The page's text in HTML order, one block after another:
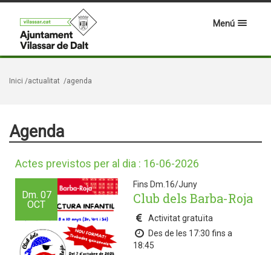
Menú
Inici /actualitat /agenda
Agenda
Actes previstos per al dia : 16-06-2026
Dm. 07
OCT
Fins Dm.16/Juny
Club dels Barba-Roja
Activitat gratuïta
Des de les 17:30 fins a
18:45